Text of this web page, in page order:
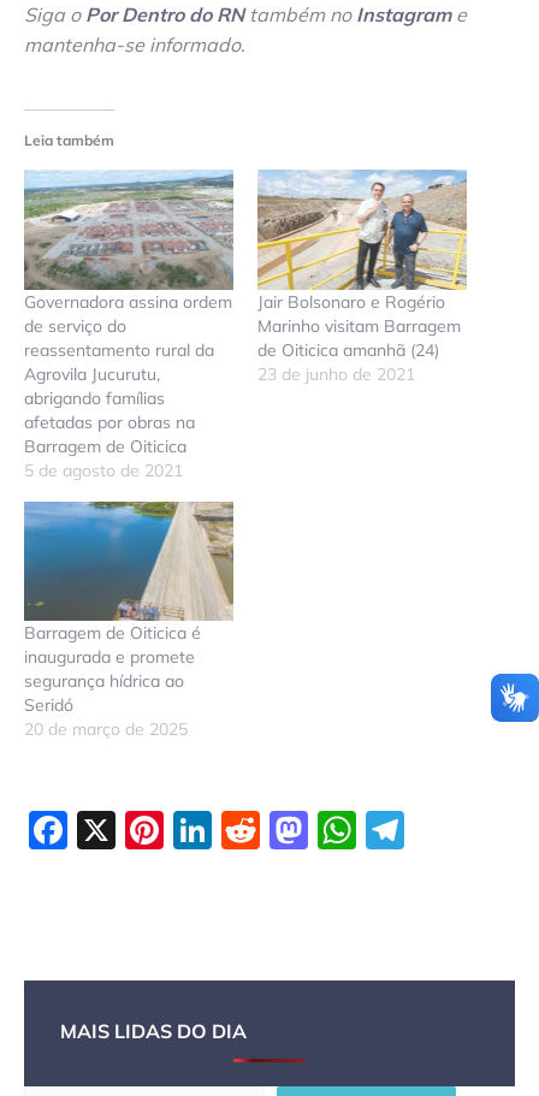
Siga o Por Dentro do RNtambém no Instagrame
mantenha-se informado.
Leia também
Governadora assina ordem
de serviço do
reassentamento rural da
Agrovila Jucurutu,
abrigando famílias
afetadas por obras na
Barragem de Oiticica
5 de agosto de 2021
Jair Bolsonaro e Rogério
Marinho visitam Barragem
de Oiticica amanhã (24)
23 de junho de 2021
Barragem de Oiticica é
inaugurada e promete
segurança hídrica ao
Seridó
20 de março de 2025
Facebook
X Pinterest
LinkedIn
Reddit
Mastodon
MAIS LIDAS DO DIA